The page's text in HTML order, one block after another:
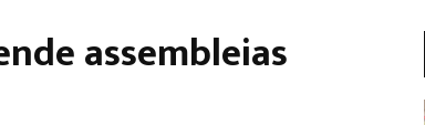
assembleias